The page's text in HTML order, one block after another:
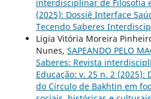
interdisciplinar de Filosofia
(2025): Dossiê Interface
Tecendo Saberes
Ligia Vitória Moreira
Nunes, SAPEANDO PELO
Saberes: Revista
Educação: v. 25 n. 2 (2025):
do Círculo de Bakhtin em